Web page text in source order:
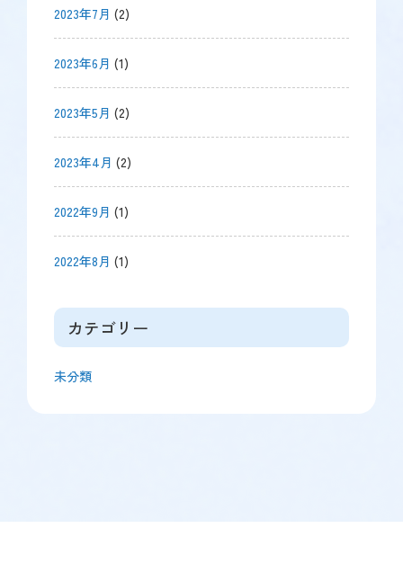
2023年7月 (2)
2023年6月 (1)
2023年5月 (2)
2023年4月 (2)
2022年9月 (1)
2022年8月 (1)
カテゴリー
未分類